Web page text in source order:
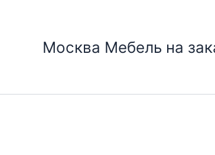
Москва Мебель на